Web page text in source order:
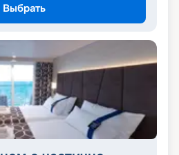
Выбрать